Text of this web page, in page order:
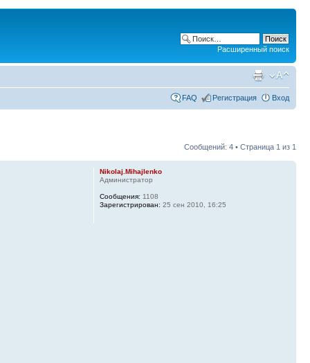
Расширенный поиск
FAQ Регистрация Вход
Сообщений: 4 • Страница 1 из 1
Nikolaj.Mihajlenko
Администратор
Сообщения: 1108
Зарегистрирован: 25 сен 2010, 16:25